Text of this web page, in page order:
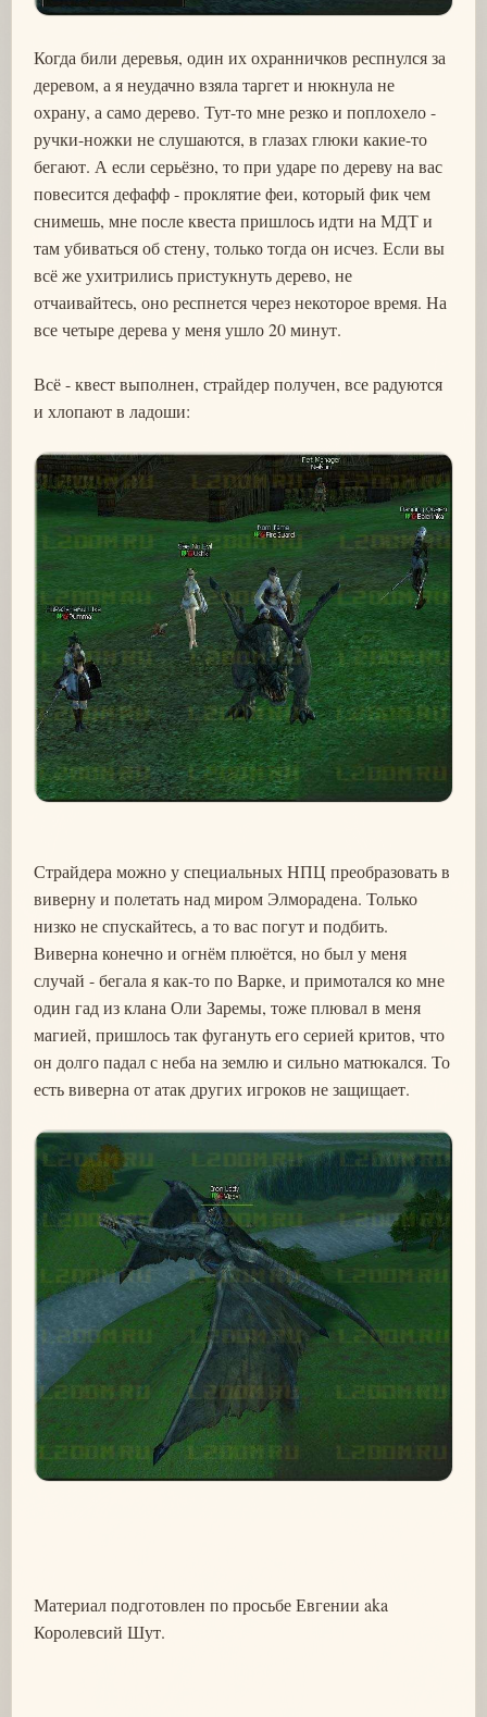
Когда били деревья, один их охранничков респнулся за
деревом, а я неудачно взяла таргет и нюкнула не
охрану, а само дерево. Тут-то мне резко и поплохело -
ручки-ножки не слушаются, в глазах глюки какие-то
бегают. А если серьёзно, то при ударе по дереву на вас
повесится дефафф - проклятие феи, который фик чем
снимешь, мне после квеста пришлось идти на МДТ и
там убиваться об стену, только тогда он исчез. Если вы
всё же ухитрились пристукнуть дерево, не
отчаивайтесь, оно респнется через некоторое время. На
все четыре дерева у меня ушло 20 минут.
Всё - квест выполнен, страйдер получен, все радуются
и хлопают в ладоши:
Страйдера можно у специальных НПЦ преобразовать в
виверну и полетать над миром Элморадена. Только
низко не спускайтесь, а то вас погут и подбить.
Виверна конечно и огнём плюётся, но был у меня
случай - бегала я как-то по Варке, и примотался ко мне
один гад из клана Оли Заремы, тоже плювал в меня
магией, пришлось так фугануть его серией критов, что
он долго падал с неба на землю и сильно матюкался. То
есть виверна от атак других игроков не защищает.
Материал подготовлен по просьбе Евгении aka
Королевсий Шут.